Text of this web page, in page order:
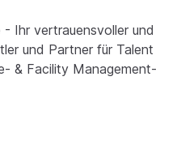
Ihr vertrauensvoller und
und Partner für Talent
& Facility Management-